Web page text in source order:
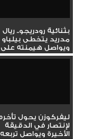
بثنائية رودريجو.. ريال
مدريد يتخطى بيلباو
ويواصل هيمنته على
صدارة...
ليفركوزن يحول
لإنتصار في الدقيقة
الأخيرة ويواصل تربعه